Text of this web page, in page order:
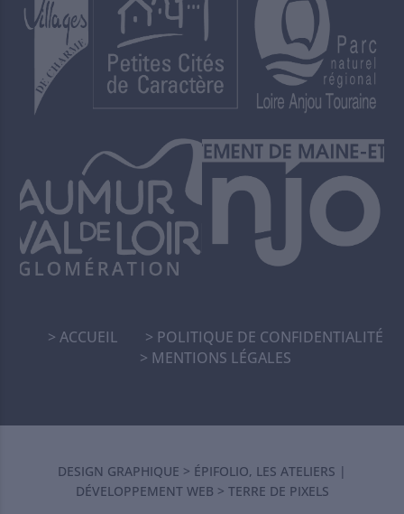
ACCUEIL
POLITIQUE DE CONFIDENTIALITÉ
MENTIONS LÉGALES
DESIGN GRAPHIQUE > ÉPIFOLIO, LES ATELIERS |
DÉVELOPPEMENT WEB > TERRE DE PIXELS